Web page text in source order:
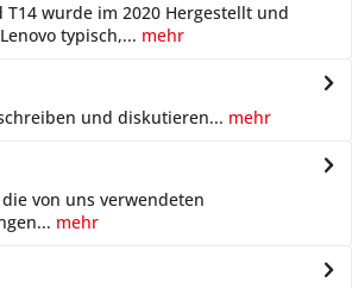
T14 wurde im 2020 Hergestellt und
typisch,... mehr
und diskutieren... mehr
von uns verwendeten
mehr